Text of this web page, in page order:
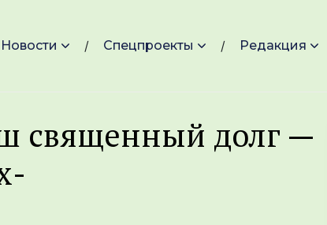
Новости Спецпроекты Редакция
священный долг —